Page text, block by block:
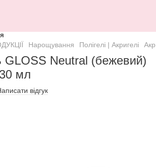
Нарощування Полігелі | Акригелі
GLOSS Neutral (бежевий)
мл
відгук